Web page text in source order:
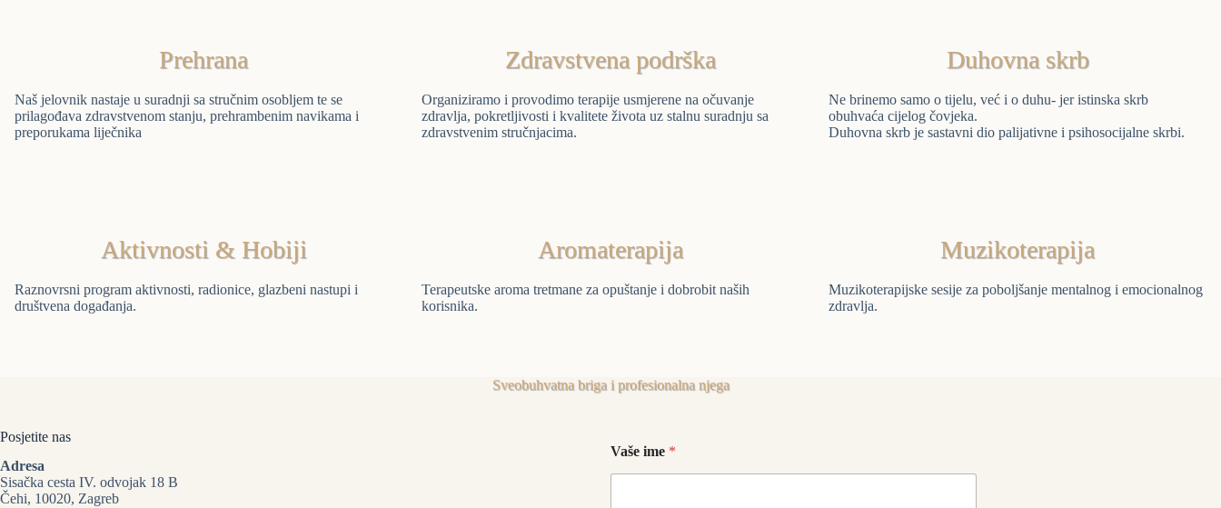
Prehrana
Naš jelovnik nastaje u suradnji sa stručnim osobljem te se
prilagođava zdravstvenom stanju, prehrambenim navikama i
preporukama liječnika
Zdravstvena podrška
Organiziramo i provodimo terapije usmjerene na očuvanje
zdravlja, pokretljivosti i kvalitete života uz stalnu suradnju sa
zdravstvenim stručnjacima.
Duhovna skrb
Ne brinemo samo o tijelu, već i o duhu- jer istinska skrb
obuhvaća cijelog čovjeka.
Duhovna skrb je sastavni dio palijativne i psihosocijalne skrbi.
Aktivnosti & Hobiji
Raznovrsni program aktivnosti, radionice, glazbeni nastupi i
društvena događanja.
Aromaterapija
Terapeutske aroma tretmane za opuštanje i dobrobit naših
korisnika.
Muzikoterapija
Muzikoterapijske sesije za poboljšanje mentalnog i emocionalnog
zdravlja.
Sveobuhvatna briga i profesionalna njega
Posjetite nas
Adresa
Sisačka cesta IV. odvojak 18 B
Čehi, 10020, Zagreb
Vaše ime *